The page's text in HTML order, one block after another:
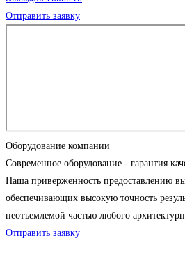
Отправить заявку
Оборудование компании
Современное оборудование - гарантия
Наша приверженность предоставлению
обеспечивающих высокую точность
неотъемлемой частью любого
Отправить заявку